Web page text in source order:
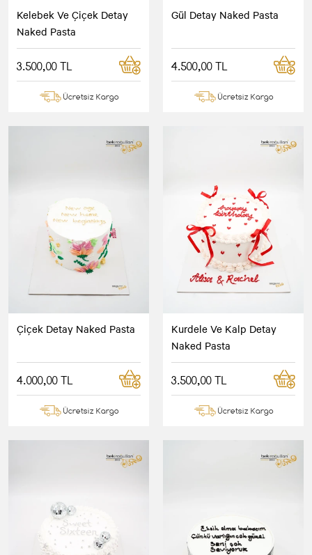
Kelebek Ve Çiçek Detay
Naked Pasta
3.500,00 TL
Ücretsiz Kargo
Gül Detay Naked Pasta
4.500,00 TL
Ücretsiz Kargo
Çiçek Detay Naked Pasta
4.000,00 TL
Ücretsiz Kargo
Kurdele Ve Kalp Detay
Naked Pasta
3.500,00 TL
Ücretsiz Kargo